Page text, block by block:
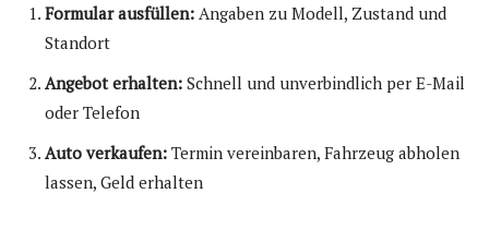
Formular ausfüllen: Angaben zu Modell, Zustand und
Standort
Angebot erhalten: Schnell und unverbindlich per E-Mail
oder Telefon
Auto verkaufen: Termin vereinbaren, Fahrzeug abholen
lassen, Geld erhalten